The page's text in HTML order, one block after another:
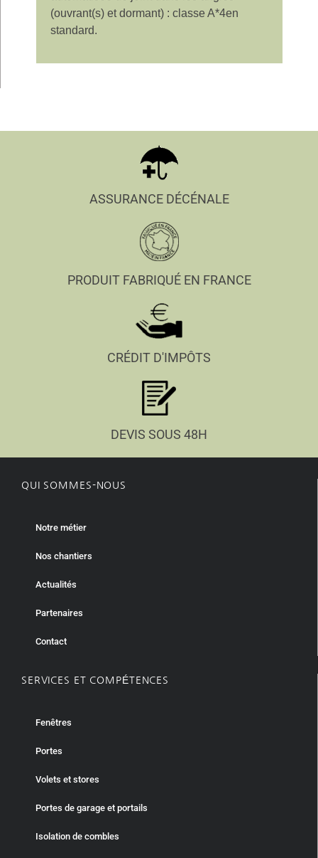
(ouvrant(s) et dormant) : classe A*4en
standard.
ASSURANCE DÉCÉNALE
PRODUIT FABRIQUÉ EN FRANCE
CRÉDIT D'IMPÔTS
DEVIS SOUS 48H
QUI SOMMES-NOUS
Notre métier
Nos chantiers
Actualités
Partenaires
Contact
SERVICES ET COMPÉTENCES
Fenêtres
Portes
Volets et stores
Portes de garage et portails
Isolation de combles